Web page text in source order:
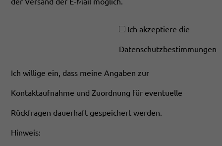
Ich akzeptiere die
Datenschutzbestimmungen
Ich willige ein, dass meine Angaben zur
Kontaktaufnahme und Zuordnung für eventuelle
Rückfragen dauerhaft gespeichert werden.
Hinweis: